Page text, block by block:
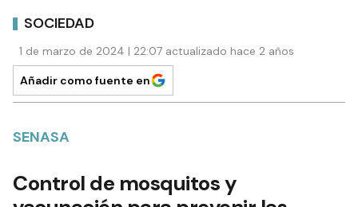
SOCIEDAD
1 de marzo de 2024 | 22:07 actualizado hace 2 años
Añadir como fuente en
SENASA
Control de mosquitos y